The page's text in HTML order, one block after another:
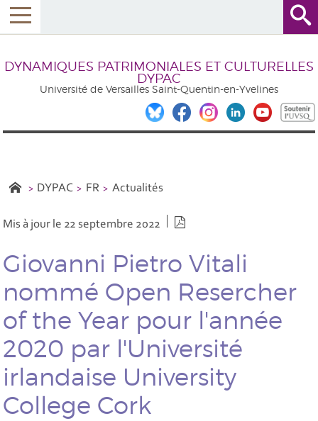
DYNAMIQUES PATRIMONIALES ET CULTURELLES
DYPAC
Université de Versailles Saint-Quentin-en-Yvelines
DYPAC FR Actualités
Mis à jour le 22 septembre 2022
Giovanni Pietro Vitali
nommé Open Resercher
of the Year pour l'année
2020 par l'Université
irlandaise University
College Cork